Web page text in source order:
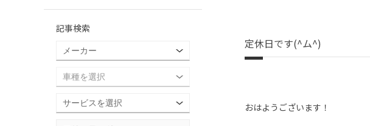
定休日です(^ム^)
おはようございます！
記事検索